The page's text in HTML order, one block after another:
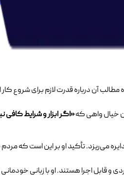
آن درباره قدرت لازم برای شروع
خیال واهی که«اگر ابزار و شرایط
می‌ریزد. تأکید او بر این است که
و قابل اجرا هستند. او با زبانی